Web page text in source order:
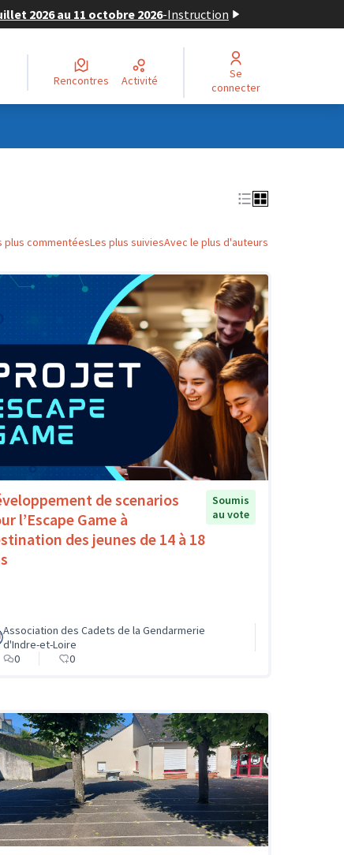
2026 au 11 octobre 2026-Instruction
Rencontres Activité
Se
connecter
plus commentéesLes plus suiviesAvec le plus d'auteurs
de scenarios
l’Escape Game à
des jeunes de 14 à 18
Soumis
au vote
Association des Cadets de la Gendarmerie
d'Indre-et-Loire
0
0